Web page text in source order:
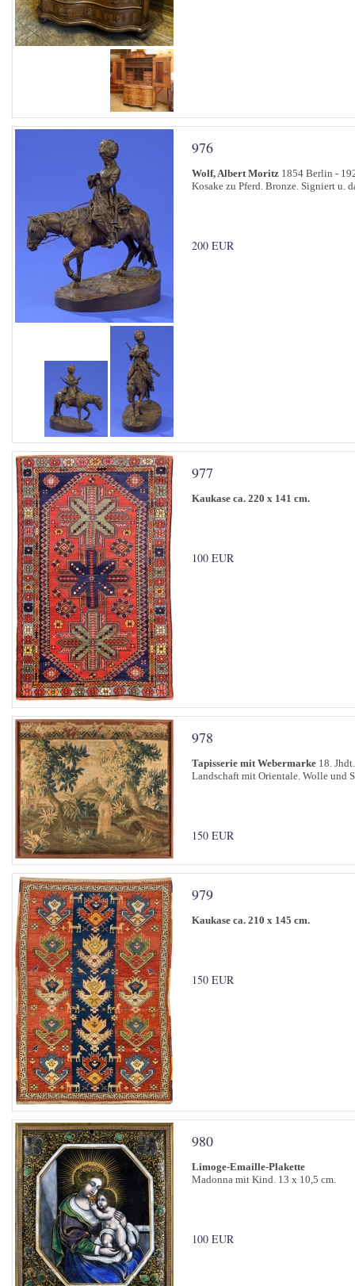
976
Wolf, Albert Moritz 1854 Berlin -
Kosake zu Pferd. Bronze. Signiert u.
200 EUR
977
Kaukase ca. 220 x 141 cm.
100 EUR
978
Tapisserie mit Webermarke 18. Jhdt.
Landschaft mit Orientale. Wolle und
150 EUR
979
Kaukase ca. 210 x 145 cm.
150 EUR
980
Limoge-Emaille-Plakette
Madonna mit Kind. 13 x 10,5 cm.
100 EUR